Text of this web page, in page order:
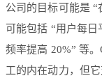
公司的目标可能是
可能包括 “用户每
频率提高 20%” 等
工的内在动力，但